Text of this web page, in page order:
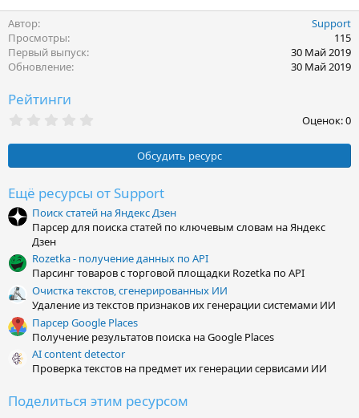
Автор
Support
Просмотры
115
Первый выпуск
30 Май 2019
Обновление
30 Май 2019
Рейтинги
0
з
ё
з
д
Оценок: 0
Обсудить ресурс
Ещё ресурсы от Support
Поиск статей на Яндекс Дзен
Парсер для поиска статей по ключевым словам на Яндекс
Дзен
Rozetka - получение данных по API
Парсинг товаров с торговой площадки Rozetka по API
Очистка текстов, сгенерированных ИИ
Удаление из текстов признаков их генерации системами ИИ
Парсер Google Places
Получение результатов поиска на Google Places
AI content detector
Проверка текстов на предмет их генерации сервисами ИИ
Поделиться этим ресурсом